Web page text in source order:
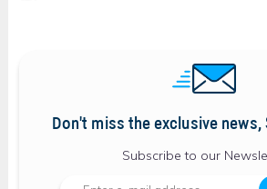
Don't miss the exclusive news,
Subscribe to our